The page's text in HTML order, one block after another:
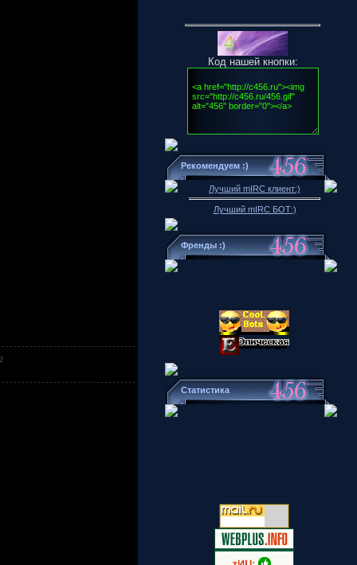
Код нашей кнопки:
Рекомендуем :)
Лучший mIRC клиент:)
Лучший mIRC БОТ:)
Френды :)
Статистика